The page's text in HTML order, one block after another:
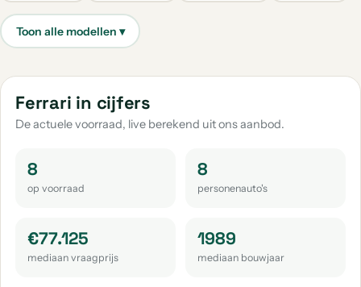
Ferrari in cijfers
De actuele voorraad, live berekend uit ons aanbod.
8
op voorraad
8
personenauto's
€77.125
mediaan vraagprijs
1989
mediaan bouwjaar